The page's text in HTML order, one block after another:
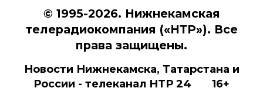
© 1995-2026. Нижнекамская
телерадиокомпания («НТР»). Все
права защищены.
Новости Нижнекамска, Татарстана и
России - телеканал НТР 24 16+